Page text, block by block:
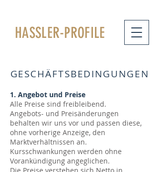
HASSLER-PROFILE
GESCHÄFTSBEDINGUNGEN
1. Angebot und Preise
Alle Preise sind freibleibend.
Angebots- und Preisänderungen
behalten wir uns vor und passen diese,
ohne vorherige Anzeige, den
Marktverhältnissen an.
Kursschwankungen werden ohne
Vorankündigung angeglichen.